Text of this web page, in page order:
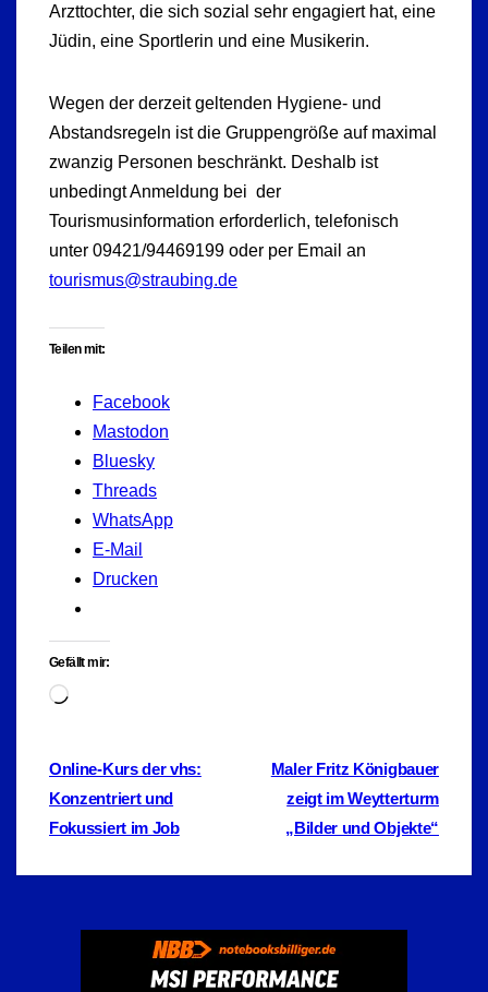
Arzttochter, die sich sozial sehr engagiert hat, eine
Jüdin, eine Sportlerin und eine Musikerin.
Wegen der derzeit geltenden Hygiene- und
Abstandsregeln ist die Gruppengröße auf maximal
zwanzig Personen beschränkt. Deshalb ist
unbedingt Anmeldung bei der
Tourismusinformation erforderlich, telefonisch
unter 09421/94469199 oder per Email an
tourismus@straubing.de
Teilen mit:
Facebook
Mastodon
Bluesky
Threads
WhatsApp
E-Mail
Drucken
Gefällt mir:
Wird
BeitragsnavigationMaler Fritz Königbauer
zeigt im Weytterturm
„Bilder und Objekte“
Online-Kurs der vhs:
Konzentriert und
Fokussiert im Job